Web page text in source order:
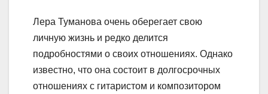
Лера Туманова очень оберегает свою
личную жизнь и редко делится
подробностями о своих отношениях. Однако
известно, что она состоит в долгосрочных
отношениях с гитаристом и композитором